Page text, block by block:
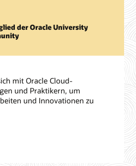
der Oracle University
mit Oracle Cloud-
und Praktikern, um
und Innovationen zu